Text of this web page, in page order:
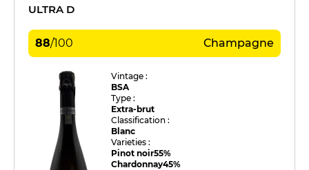
ULTRA D
88/100 Champagne
Vintage :
BSA
Type :
Extra-brut
Classification :
Blanc
Varieties :
Pinot noir55%
Chardonnay45%